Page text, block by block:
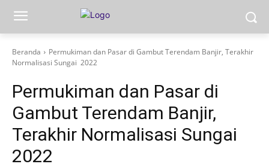
Beranda
Permukiman dan Pasar di Gambut Terendam Banjir, Terakhir
Normalisasi Sungai 2022
Permukiman dan Pasar di
Gambut Terendam Banjir,
Terakhir Normalisasi Sungai
2022